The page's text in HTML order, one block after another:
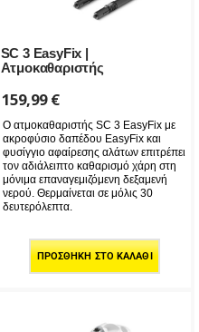
SC 3 EasyFix |
Ατμοκαθαριστής
159,99€
Ο ατμοκαθαριστής SC 3 EasyFix με
ακροφύσιο δαπέδου EasyFix και
φυσίγγιο αφαίρεσης αλάτων επιτρέπει
τον αδιάλειπτο καθαρισμό χάρη στη
μόνιμα επαναγεμιζόμενη δεξαμενή
νερού. Θερμαίνεται σε μόλις 30
δευτερόλεπτα.
ΠΡΟΣΘΉΚΗ ΣΤΟ ΚΑΛΆΘΙ